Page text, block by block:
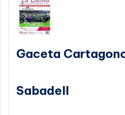
Gaceta
Sabadell